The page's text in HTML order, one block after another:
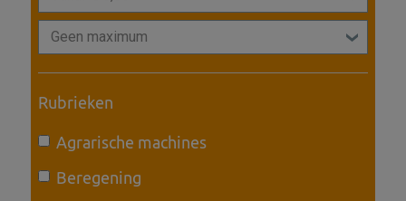
Rubrieken
Agrarische machines
Beregening